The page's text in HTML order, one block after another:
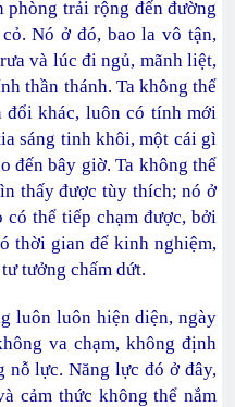
phòng trải rộng đến đường
Nó ở đó, bao la vô tận,
và lúc đi ngủ, mãnh liệt,
thần thánh. Ta không thể
khác, luôn có tính mới
sáng tinh khôi, một cái gì
đến bây giờ. Ta không thể
thấy được tùy thích; nó ở
thể tiếp chạm được, bởi
thời gian để kinh nghiệm,
tưởng chấm dứt.
luôn luôn hiện diện, ngày
va chạm, không định
nỗ lực. Năng lực đó ở đây,
cảm thức không thể nắm